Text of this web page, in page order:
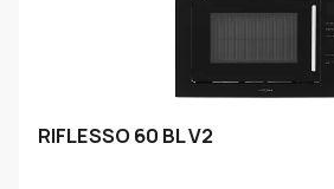
RIFLESSO 60 BL V2